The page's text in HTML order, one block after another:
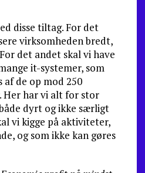
disse tiltag. For det
virksomheden bredt,
det andet skal vi have
it-systemer, som
af de op mod 250
Her har vi alt for stor
dyrt og ikke særligt
vi kigge på aktiviteter,
og som ikke kan gøres